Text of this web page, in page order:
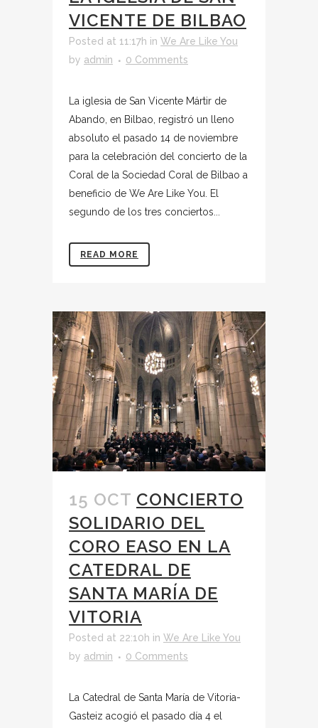
VICENTE DE BILBAO
Posted at 11:17h in We Are Like You
by admin 0 Comments
La iglesia de San Vicente Mártir de
Abando, en Bilbao, registró un lleno
absoluto el pasado 14 de noviembre
para la celebración del concierto de la
Coral de la Sociedad Coral de Bilbao a
beneficio de We Are Like You. El
segundo de los tres conciertos...
READ MORE
15 OCT CONCIERTO
SOLIDARIO DEL
CORO EASO EN LA
CATEDRAL DE
SANTA MARÍA DE
VITORIA
Posted at 22:10h in We Are Like You
by admin 0 Comments
La Catedral de Santa María de Vitoria-
Gasteiz acogió el pasado día 4 el